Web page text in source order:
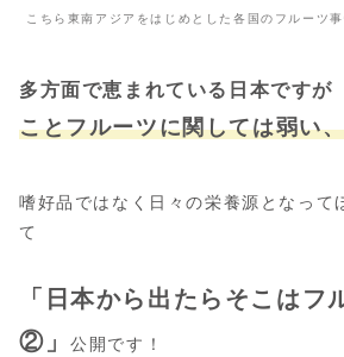
こちら東南アジアをはじめとした各国のフルーツ
多方面で恵まれている日本ですが
ことフルーツに関しては弱い
嗜好品ではなく日々の栄養源となって
て
「日本から出たらそこはフ
②」公開です！